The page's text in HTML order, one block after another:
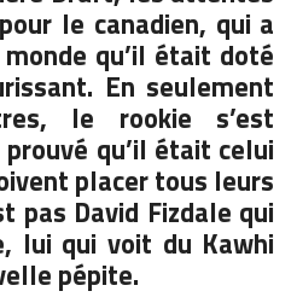
le canadien, qui a
qu’il était doté
En seulement
le rookie s’est
qu’il était celui
placer tous leurs
pas David Fizdale qui
lui qui voit du Kawhi
pépite.